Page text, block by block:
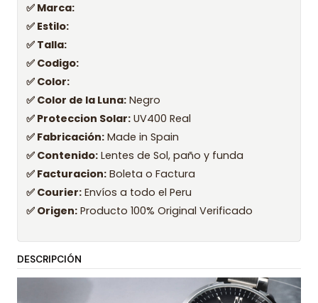
✅ Marca:
✅ Estilo:
✅ Talla:
✅ Codigo:
✅ Color:
✅ Color de la Luna: Negro
✅ Proteccion Solar: UV400 Real
✅ Fabricación: Made in Spain
✅ Contenido: Lentes de Sol, paño y funda
✅ Facturacion: Boleta o Factura
✅ Courier: Envíos a todo el Peru
✅ Origen: Producto 100% Original Verificado
DESCRIPCIÓN